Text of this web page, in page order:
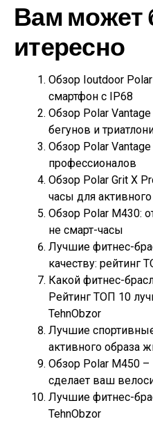
Вам может
итересно
Обзор Ioutdoor
смартфон с IP68
Обзор Polar
бегунов и
Обзор Polar
профессионалов
Обзор Polar Grit X
часы для
Обзор Polar M430:
не смарт-часы
Лучшие фитнес-
качеству: рейтинг
Какой фитнес-
Рейтинг ТОП 10
TehnObzor
Лучшие
активного образа
Обзор Polar M450
сделает ваш
Лучшие фитнес-
TehnObzor